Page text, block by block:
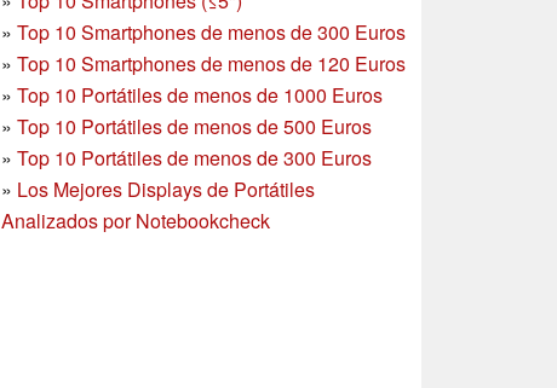
» Top 10 Smartphones de menos de 300 Euros
» Top 10 Smartphonesde menos de 120 Euros
» Top 10 Portátiles de menos de 1000 Euros
» Top 10 Portátiles de menos de 500 Euros
» Top 10 Portátiles de menos de 300 Euros
» Los Mejores Displays de Portátiles
Analizados por Notebookcheck